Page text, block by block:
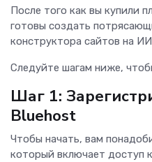
После того как вы купили
готовы создать
конструктора сайтов на
Следуйте шагам ниже,
Шаг 1:
Bluehost
Чтобы начать, вам
который включает доступ